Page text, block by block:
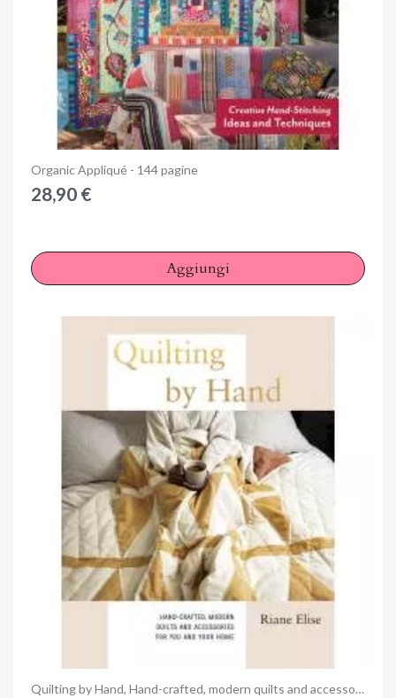
Anteprima
Organic Appliqué - 144 pagine
28,90 €
Aggiungi
Anteprima Quilting by Hand, Hand-crafted, modern quilts and accessories for you and your home by Riane Elise